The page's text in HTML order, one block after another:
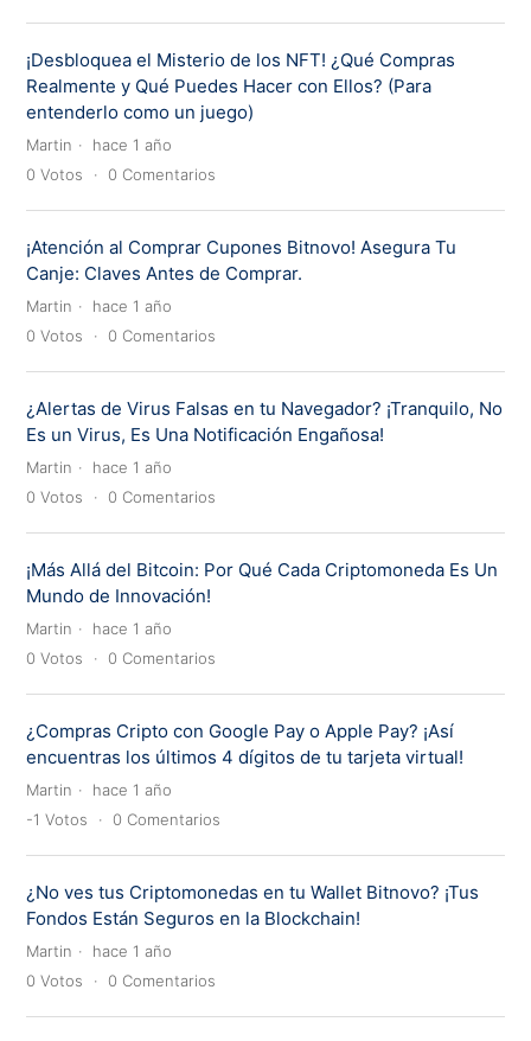
¡Desbloquea el Misterio de los NFT! ¿Qué Compras
Realmente y Qué Puedes Hacer con Ellos? (Para
entenderlo como un juego)
Martin
hace 1 año
0 Votos 0 Comentarios
¡Atención al Comprar Cupones Bitnovo! Asegura Tu
Canje: Claves Antes de Comprar.
Martin
hace 1 año
0 Votos 0 Comentarios
¿Alertas de Virus Falsas en tu Navegador? ¡Tranquilo, No
Es un Virus, Es Una Notificación Engañosa!
Martin
hace 1 año
0 Votos 0 Comentarios
¡Más Allá del Bitcoin: Por Qué Cada Criptomoneda Es Un
Mundo de Innovación!
Martin
hace 1 año
0 Votos 0 Comentarios
¿Compras Cripto con Google Pay o Apple Pay? ¡Así
encuentras los últimos 4 dígitos de tu tarjeta virtual!
Martin
hace 1 año
-1 Votos 0 Comentarios
¿No ves tus Criptomonedas en tu Wallet Bitnovo? ¡Tus
Fondos Están Seguros en la Blockchain!
Martin
hace 1 año
0 Votos 0 Comentarios